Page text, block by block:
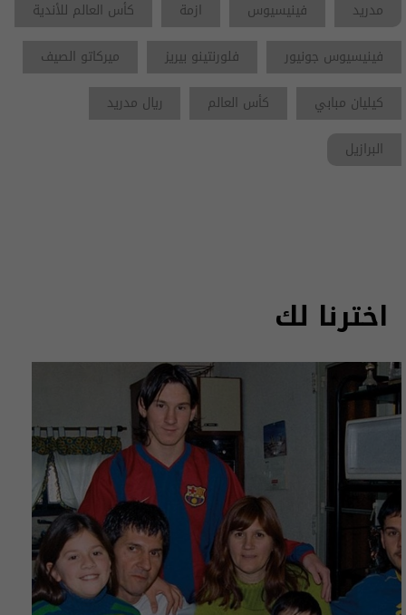
مدريد فينيسيوس ازمة
كأس العالم للأندية
فينيسيوس جونيور
فلورنتينو بيريز
ميركاتو الصيف
كيليان مبابي
كأس العالم
ريال مدريد
البرازيل
اخترنا لك